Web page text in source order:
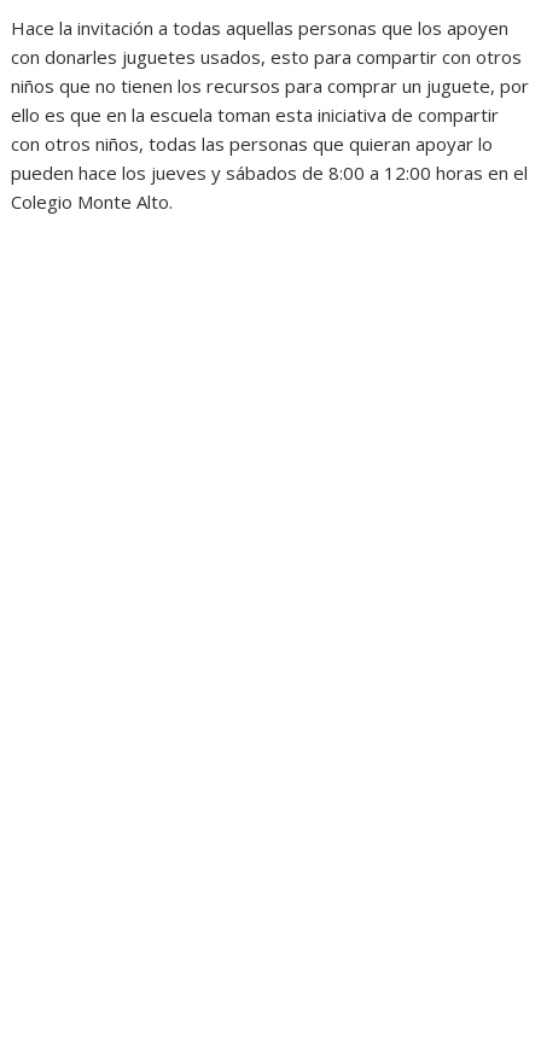
Hace la invitación a todas aquellas personas que los apoyen
con donarles juguetes usados, esto para compartir con otros
niños que no tienen los recursos para comprar un juguete, por
ello es que en la escuela toman esta iniciativa de compartir
con otros niños, todas las personas que quieran apoyar lo
pueden hace los jueves y sábados de 8:00 a 12:00 horas en el
Colegio Monte Alto.